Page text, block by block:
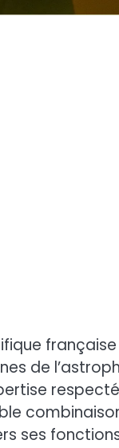
française
de
ses